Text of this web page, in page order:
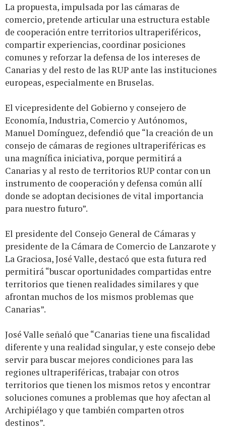
La propuesta, impulsada por las cámaras de
comercio, pretende articular una estructura estable
de cooperación entre territorios ultraperiféricos,
compartir experiencias, coordinar posiciones
comunes y reforzar la defensa de los intereses de
Canarias y del resto de las RUP ante las instituciones
europeas, especialmente en Bruselas.
El vicepresidente del Gobierno y consejero de
Economía, Industria, Comercio y Autónomos,
Manuel Domínguez, defendió que “la creación de un
consejo de cámaras de regiones ultraperiféricas es
una magnífica iniciativa, porque permitirá a
Canarias y al resto de territorios RUP contar con un
instrumento de cooperación y defensa común allí
donde se adoptan decisiones de vital importancia
para nuestro futuro”.
El presidente del Consejo General de Cámaras y
presidente de la Cámara de Comercio de Lanzarote y
La Graciosa, José Valle, destacó que esta futura red
permitirá “buscar oportunidades compartidas entre
territorios que tienen realidades similares y que
afrontan muchos de los mismos problemas que
Canarias”.
José Valle señaló que “Canarias tiene una fiscalidad
diferente y una realidad singular, y este consejo debe
servir para buscar mejores condiciones para las
regiones ultraperiféricas, trabajar con otros
territorios que tienen los mismos retos y encontrar
soluciones comunes a problemas que hoy afectan al
Archipiélago y que también comparten otros
destinos”.